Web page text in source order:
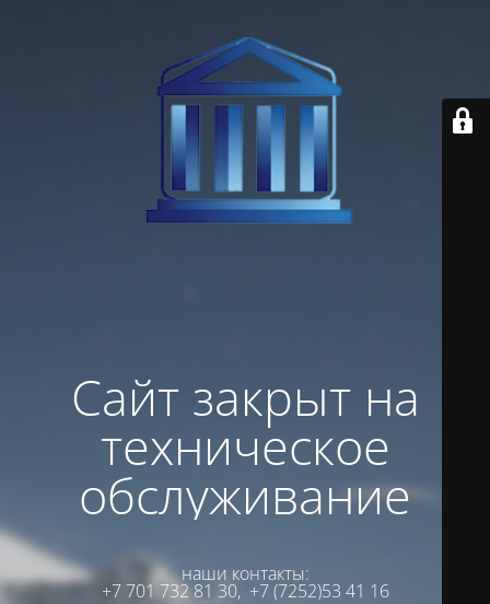
Сайт закрыт на
техническое
обслуживание
наши контакты:
+7 701 732 81 30, +7 (7252)53 41 16